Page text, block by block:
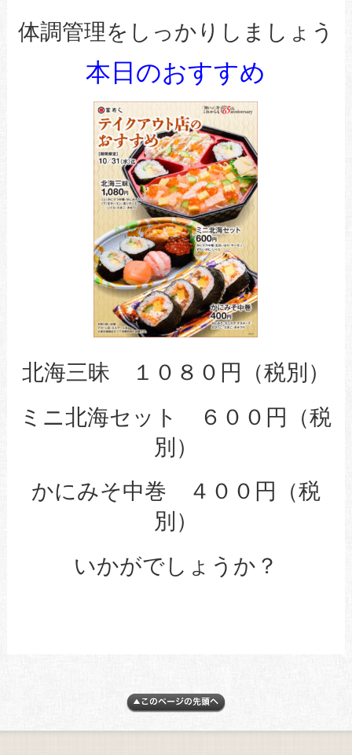
体調管理をしっかりしましょう
本日のおすすめ
北海三昧 １０８０円（税別）
ミニ北海セット ６００円（税
別）
かにみそ中巻 ４００円（税
別）
いかがでしょうか？